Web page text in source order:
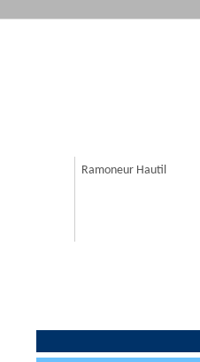
Ramoneur Hautil